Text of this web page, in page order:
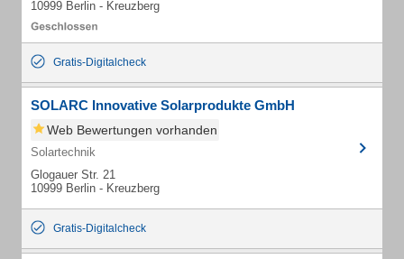
10999 Berlin - Kreuzberg
Gratis-Digitalcheck
SOLARC Innovative Solarprodukte GmbH
Web Bewertungen vorhanden
Solartechnik
Glogauer Str. 21
10999 Berlin - Kreuzberg
Gratis-Digitalcheck